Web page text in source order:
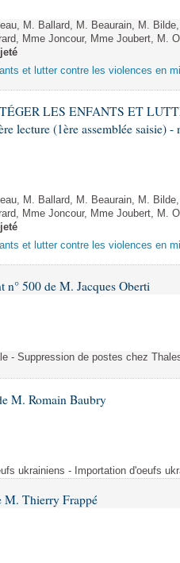
M. Ballard, M. Beaurain, M.
Mme Joncour, Mme Joubert, M.
et lutter contre les violences en
LES ENFANTS ET
lecture (1ère assemblée saisie) -
M. Ballard, M. Beaurain, M.
Mme Joncour, Mme Joubert, M.
et lutter contre les violences en
n° 500 de M. Jacques Oberti
- Suppression de postes chez
M. Romain Baubry
ukrainiens - Importation d'oeufs
M. Thierry Frappé